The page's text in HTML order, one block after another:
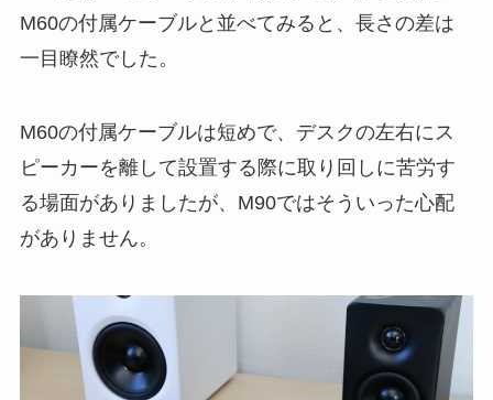
M60の付属ケーブルと並べてみると、長さの差は
一目瞭然でした。
M60の付属ケーブルは短めで、デスクの左右にス
ピーカーを離して設置する際に取り回しに苦労す
る場面がありましたが、M90ではそういった心配
がありません。